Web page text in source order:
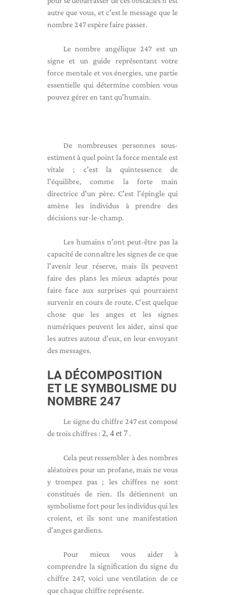
autre que vous, et c'est le message que le
nombre 247 espère faire passer.
Le nombre angélique 247 est un
signe et un guide représentant votre
force mentale et vos énergies, une partie
essentielle qui détermine combien vous
pouvez gérer en tant qu'humain.
De nombreuses personnes sous-
estiment à quel point la force mentale est
vitale ; c'est la quintessence de
l'équilibre, comme la forte main
directrice d'un père. C'est l'épingle qui
amène les individus à prendre des
décisions sur-le-champ.
Les humains n'ont peut-être pas la
capacité de connaître les signes de ce que
l'avenir leur réserve, mais ils peuvent
faire des plans les mieux adaptés pour
faire face aux surprises qui pourraient
survenir en cours de route. C’est quelque
chose que les anges et les signes
numériques peuvent les aider, ainsi que
les autres autour d’eux, en leur envoyant
des messages.
LA DÉCOMPOSITION
ET LE SYMBOLISME DU
NOMBRE 247
Le signe du chiffre 247 est composé
de trois chiffres : 2, 4 et 7 .
Cela peut ressembler à des nombres
aléatoires pour un profane, mais ne vous
y trompez pas ; les chiffres ne sont
constitués de rien. Ils détiennent un
symbolisme fort pour les individus qui les
croient, et ils sont une manifestation
d'anges gardiens.
Pour mieux vous aider à
comprendre la signification du signe du
chiffre 247, voici une ventilation de ce
que chaque chiffre représente.